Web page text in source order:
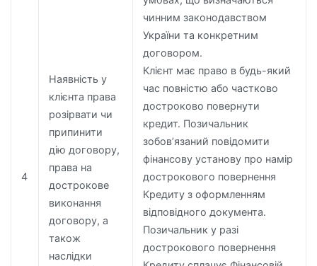
4
Наявність у
клієнта права
розірвати чи
припинити
дію договору,
права на
дострокове
виконання
договору, а
також
наслідки
чинним законодавством
України та конкретним
договором.
Клієнт має право в будь-який
час повністю або частково
достроково повернути
кредит. Позичальник
зобов’язаний повідомити
фінансову установу про намір
дострокового повернення
Кредиту з оформленням
відповідного документа.
Позичальник у разі
дострокового повернення